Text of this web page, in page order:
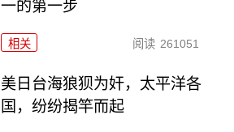
一的第一步
相关 阅读 261051
美日台海狼狈为奸，太平洋各
国，纷纷揭竿而起